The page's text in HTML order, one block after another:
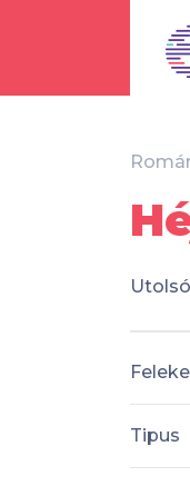
Tipus